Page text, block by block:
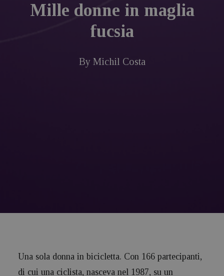
Mille donne in maglia
fucsia
By Michil Costa
Una sola donna in bicicletta. Con 166 partecipanti,
di cui una ciclista, nasceva nel 1987, su un